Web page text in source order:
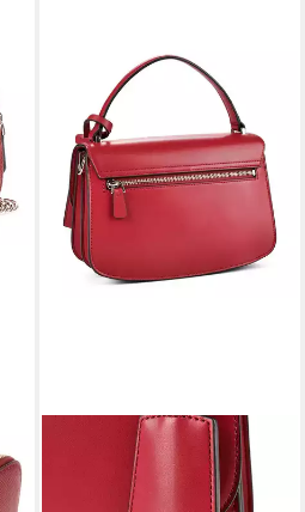
Henkeltasche Audrey,
Polyurethan